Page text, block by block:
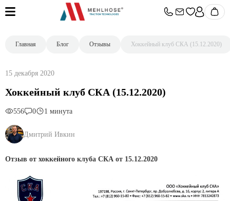
Главная Блог Отзывы Хоккейный клуб СКА (15.12.2020)
15 декабря 2020
Хоккейный клуб СКА (15.12.2020)
556 0 1 минута
Дмитрий Ивкин
Отзыв от хоккейного клуба СКА от 15.12.2020